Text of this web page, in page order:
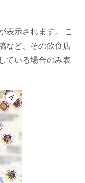
表示されます。 こ
など、その飲食店
ている場合のみ表